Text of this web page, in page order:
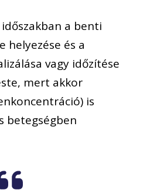
a benti
helyezése és a
vagy időzítése
mert akkor
is
betegségben